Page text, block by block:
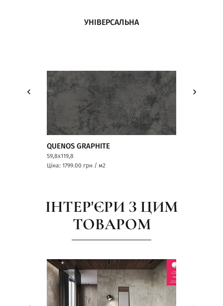
УНІВЕРСАЛЬНА
QUENOS GRAPHITE
59,8x119,8
Ціна: 1799.00 грн / м2
ІНТЕР'ЄРИ З ЦИМ
ТОВАРОМ